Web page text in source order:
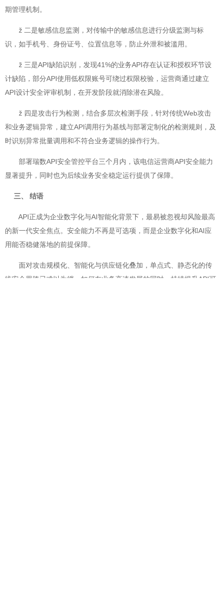
期管理机制。
ž 二是敏感信息监测，对传输中的敏感信息进行分级监测与标
识，如手机号、身份证号、位置信息等，防止外泄和被滥用。
ž 三是API缺陷识别，发现41%的业务API存在认证和授权环节设
计缺陷，部分API使用低权限账号可绕过权限校验，运营商通过建立
API设计安全评审机制，在开发阶段就消除潜在风险。
ž 四是攻击行为检测，结合多层次检测手段，针对传统Web攻击
和业务逻辑异常，建立API调用行为基线与部署定制化的检测规则，及
时识别异常批量调用和不符合业务逻辑的操作行为。
部署瑞数API安全管控平台三个月内，该电信运营商API安全能力
显著提升，同时也为后续业务安全稳定运行提供了保障。
三、 结语
API正成为企业数字化与AI智能化背景下，最易被忽视却风险最高
的新一代安全焦点。安全能力不再是可选项，而是企业数字化和AI应
用能否稳健落地的前提保障。
面对攻击规模化、智能化与供应链化叠加，单点式、静态化的传
统安全思路已难以为继，如何在业务高速发展的同时，持续提升API可